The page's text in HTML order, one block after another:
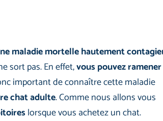
maladie mortelle hautement
sort pas. En effet,vous pouvez
important de connaître cette maladie
chat adulte. Comme nous allons vous
lorsque vous achetez un chat.